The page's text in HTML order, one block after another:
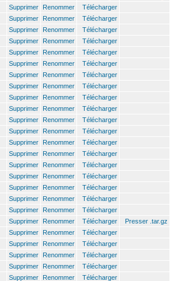
Supprimer Renommer
Télécharger
Supprimer Renommer
Télécharger
Supprimer Renommer
Télécharger
Supprimer Renommer
Télécharger
Supprimer Renommer
Télécharger
Supprimer Renommer
Télécharger
Supprimer Renommer
Télécharger
Supprimer Renommer
Télécharger
Supprimer Renommer
Télécharger
Supprimer Renommer
Télécharger
Supprimer Renommer
Télécharger
Supprimer Renommer
Télécharger
Supprimer Renommer
Télécharger
Supprimer Renommer
Télécharger
Supprimer Renommer
Télécharger
Supprimer Renommer
Télécharger
Supprimer Renommer
Télécharger
Supprimer Renommer
Télécharger
Supprimer Renommer
Télécharger
Supprimer Renommer Télécharger
Presser .tar.gz
Supprimer Renommer
Télécharger
Supprimer Renommer
Télécharger
Supprimer Renommer
Télécharger
Supprimer Renommer
Télécharger
Supprimer Renommer
Télécharger